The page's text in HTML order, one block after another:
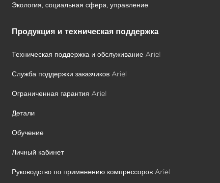
Экология, социальная сфера, управление
Продукция и техническая поддержка
Техническая поддержка и обслуживание Ariel
Служба поддержки заказчиков Ariel
Ограниченная гарантия Ariel
Детали
Обучение
Личный кабинет
Руководство по применению компрессоров Ariel